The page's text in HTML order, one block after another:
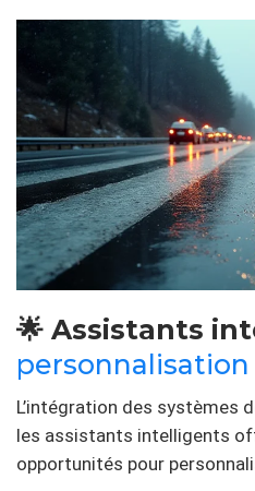
🌟 Assistants
personnalisation
L’intégration des systèmes
les assistants intelligents
opportunités pour